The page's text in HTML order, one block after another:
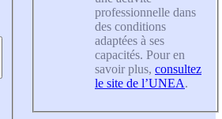
professionnelle dans
des conditions
adaptées à ses
capacités. Pour en
savoir plus, consultez
le site de l’UNEA.